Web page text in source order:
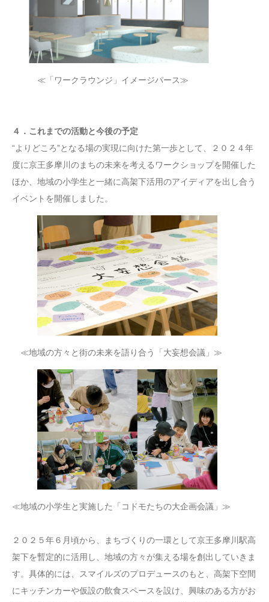
≪「ワークラウンジ」イメージパース≫
４．これまでの活動と今後の予定
“よりどころ”となる場の実現に向けた第一歩として、２０２４年
度に京王多摩川のまちの未来を考えるワークショップを開催した
ほか、地域の小学生と一緒に高架下活用のアイディアを出し合う
イベントを開催しました。
≪地域の方々と街の未来を語り合う「大妄想会議」≫
≪地域の小学生と実施した「コドモたちの大企画会議」≫
２０２５年６月頃から、まちづくりの一環として京王多摩川駅高
架下を暫定的に活用し、地域の方々が集える場を創出していきま
す。具体的には、スマイルズのプロデュースのもと、高架下空間
にキッチンカーや仮設の飲食スペースを設け、興味のある方がお